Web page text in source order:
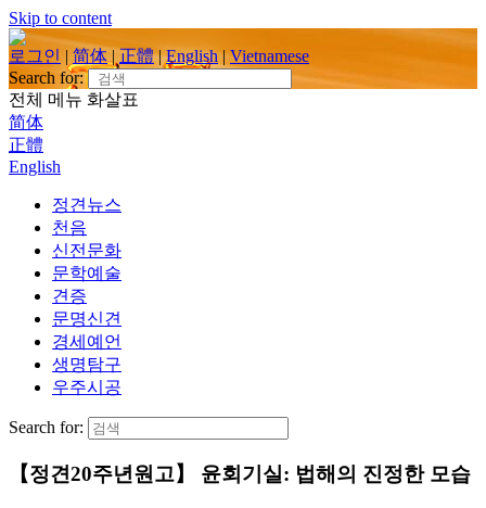
Skip to content
로그인 | 简体 | 正體 | English | Vietnamese
Search for:
전체 메뉴 화살표
简体
正體
English
정견뉴스
천음
신전문화
문학예술
견증
문명신견
경세예언
생명탐구
우주시공
Search for:
【정견20주년원고】 윤회기실: 법해의 진정한 모습